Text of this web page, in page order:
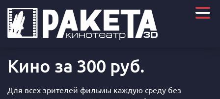
Кино за 300 руб.
Для всех зрителей фильмы каждую среду без